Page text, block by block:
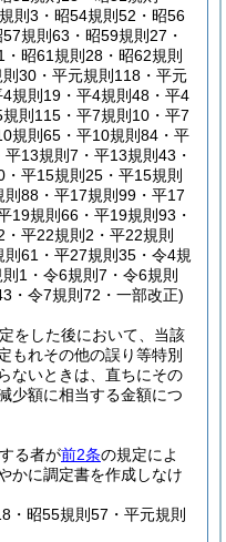
則3・昭54規則52・昭56
規則63・昭59規則27・
昭61規則28・昭62規則
30・平元規則118・平元
規則19・平4規則48・平4
則115・平7規則10・平7
規則65・平10規則84・平
13規則7・平13規則43・
平15規則25・平15規則
88・平17規則99・平17
19規則66・平19規則93・
平22規則2・平22規則
61・平27規則35・令4規
1・令6規則7・令6規則
・令7規則72・一部改正)
をした後において、当該
もれその他の誤り等特別
ないときは、直ちにその
少額に相当する金額につ
る者が前2条の規定によ
かに調定書を作成しなけ
・昭55規則57・平元規則